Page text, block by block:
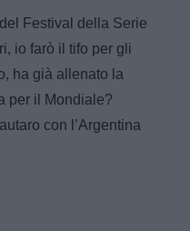
Festival della Serie
io farò il tifo per gli
ha già allenato la
per il Mondiale?
con l’Argentina